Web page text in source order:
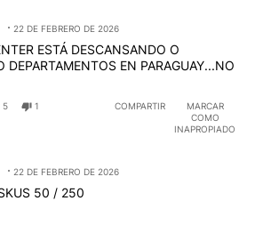
22 DE FEBRERO DE 2026
ESTÁ DESCANSANDO O
DEPARTAMENTOS EN PARAGUAY...NO
5 1 COMPARTIR
MARCAR
COMO
INAPROPIADO
22 DE FEBRERO DE 2026
50 / 250